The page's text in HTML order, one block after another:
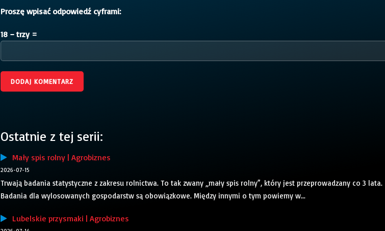
Proszę wpisać odpowiedź cyframi:
18 − trzy =
Ostatnie z tej serii:
Mały spis rolny | Agrobiznes
2026-07-15
Trwają badania statystyczne z zakresu rolnictwa. To tak zwany „mały spis rolny”, który jest przeprowadzany co 3 lata.
Badania dla wylosowanych gospodarstw są obowiązkowe. Między innymi o tym powiemy w...
Lubelskie przysmaki | Agrobiznes